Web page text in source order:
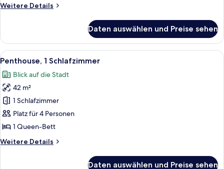
Weitere Details
Weitere
2 Schlafzimmer
Daten auswählen und Preise sehen
Alle
Fotos
für
Penthouse,
Schlafzimmer
anzeigen
Ein modernes Hotelzimmer mit
10
Penthouse, 1 Schlafzimmer
Blick auf die Stadt
42 m²
1 Schlafzimmer
Platz für 4 Personen
1 Queen-Bett
Weitere Details
Weitere
Daten auswählen und Preise sehen